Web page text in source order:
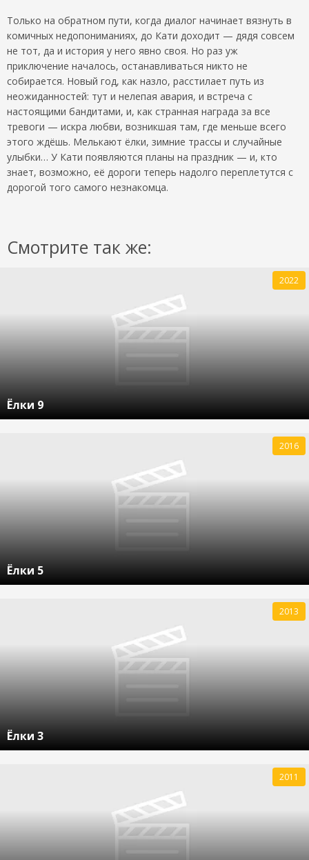
Только на обратном пути, когда диалог начинает вязнуть в
комичных недопониманиях, до Кати доходит — дядя совсем
не тот, да и история у него явно своя. Но раз уж
приключение началось, останавливаться никто не
собирается. Новый год, как назло, расстилает путь из
неожиданностей: тут и нелепая авария, и встреча с
настоящими бандитами, и, как странная награда за все
тревоги — искра любви, возникшая там, где меньше всего
этого ждёшь. Мелькают ёлки, зимние трассы и случайные
улыбки… У Кати появляются планы на праздник — и, кто
знает, возможно, её дороги теперь надолго переплетутся с
дорогой того самого незнакомца.
Смотрите так же:
Ёлки 9
2022
Ёлки 5
2016
Ёлки 3
2013
2011